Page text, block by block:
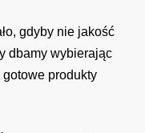
gdyby nie jakość
dbamy wybierając
gotowe produkty